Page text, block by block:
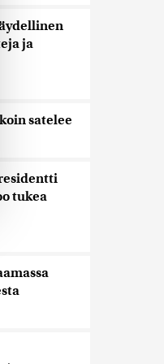
ja
satelee
tukea